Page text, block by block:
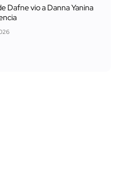
Dafne vio a Danna Yanina